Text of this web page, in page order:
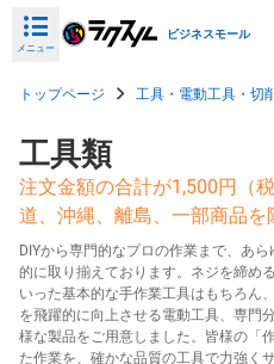
メニュー
ビジネスモール
トップページ 工具・電動工具・切
工具類
注文金額の合計が1,500円（
道、沖縄、離島、一部商品を
DIYから専門的なプロの作業まで、あ
的に取り揃えております。ネジを締め
いった基本的な手作業工具はもちろん
を飛躍的に向上させる電動工具、専門
様な製品をご用意しました。皆様の「
た作業を、確かな品質の工具で力強く